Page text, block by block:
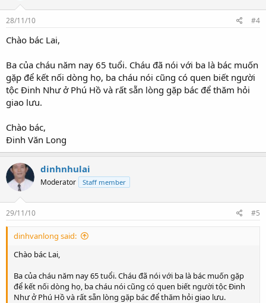
28/11/10 #4
Chào bác Lai,
Ba của cháu năm nay 65 tuổi. Cháu đã nói với ba là bác muốn
gặp để kết nối dòng họ, ba cháu nói cũng có quen biết người
tộc Đinh Như ở Phú Hồ và rất sẵn lòng gặp bác để thăm hỏi
giao lưu.
Chào bác,
Đinh Văn Long
dinhnhulai
Moderator Staff member
29/11/10 #5
dinhvanlong said:
Chào bác Lai,
Ba của cháu năm nay 65 tuổi. Cháu đã nói với ba là bác muốn gặp
để kết nối dòng họ, ba cháu nói cũng có quen biết người tộc Đinh
Như ở Phú Hồ và rất sẵn lòng gặp bác để thăm hỏi giao lưu.